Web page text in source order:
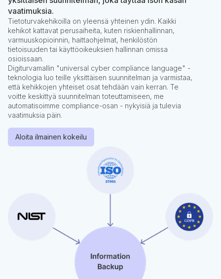
vaatimuksia.
Tietoturvakehikoilla on yleensä yhteinen ydin. Kaikki
kehikot kattavat perusaiheita, kuten riskienhallinnan,
varmuuskopioinnin, haittaohjelmat, henkilöstön
tietoisuuden tai käyttöoikeuksien hallinnan omissa
osioissaan.
Digiturvamallin "universal cyber compliance language" -
teknologia luo teille yksittäisen suunnitelman ja varmistaa,
että kehikkojen yhteiset osat tehdään vain kerran. Te
voitte keskittyä suunnitelman toteuttamiseen, me
automatisoimme compliance-osan - nykyisiä ja tulevia
vaatimuksia päin.
Aloita ilmainen kokeilu